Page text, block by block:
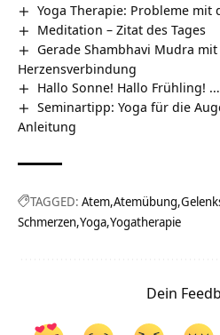
Yoga Therapie: Probleme
Meditation – Zitat des Tages
Gerade Shambhavi Mudra
Herzensverbindung
Hallo Sonne! Hallo Frühling!
Seminartipp: Yoga für die
Anleitung
TAGGED: Atem Atemübung
Schmerzen Yoga Yogatherapie
Dein